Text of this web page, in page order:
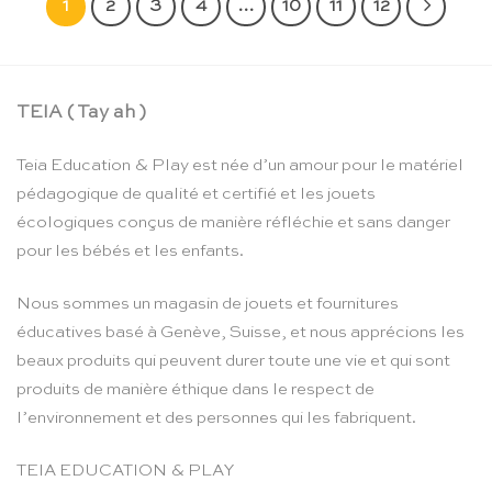
1 2 3 4 … 10 11 12
TEIA ( Tay ah )
Teia Education & Play est née d’un amour pour le matériel
pédagogique de qualité et certifié et les jouets
écologiques conçus de manière réfléchie et sans danger
pour les bébés et les enfants.
Nous sommes un magasin de jouets et fournitures
éducatives basé à Genève, Suisse, et nous apprécions les
beaux produits qui peuvent durer toute une vie et qui sont
produits de manière éthique dans le respect de
l’environnement et des personnes qui les fabriquent.
TEIA EDUCATION & PLAY